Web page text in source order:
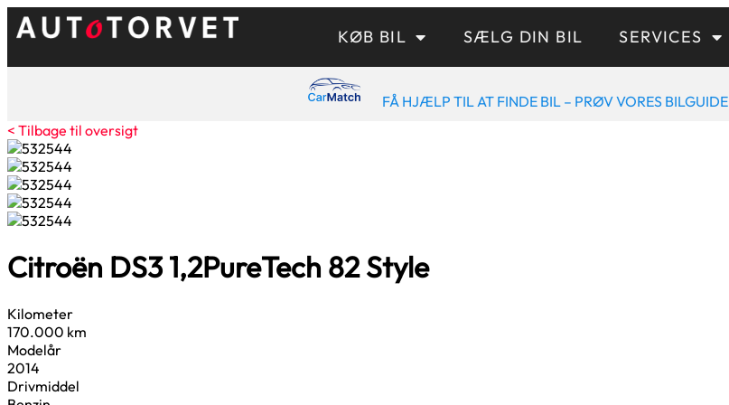
KØB BIL SÆLG DIN BIL SERVICES
FÅ HJÆLP TIL AT FINDE BIL – PRØV VORES BILGUIDE
< Tilbage til oversigt
Citroën DS31,2PureTech 82 Style
Kilometer
170.000 km
Modelår
2014
Drivmiddel